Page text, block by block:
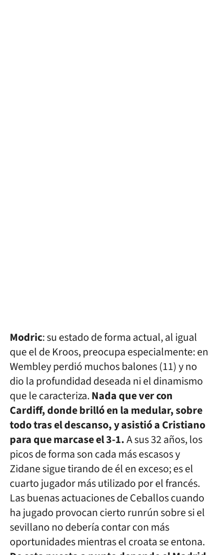
Modric: su estado de forma actual, al igual
que el de Kroos, preocupa especialmente: en
Wembley perdió muchos balones (11) y no
dio la profundidad deseada ni el dinamismo
que le caracteriza.Nada que ver con
Cardiff, donde brilló en la medular, sobre
todo tras el descanso, y asistió a Cristiano
para que marcase el 3-1.A sus 32 años, los
picos de forma son cada más escasos y
Zidane sigue tirando de él en exceso; es el
cuarto jugador más utilizado por el francés.
Las buenas actuaciones de Ceballos cuando
ha jugado provocan cierto runrún sobre si el
sevillano no debería contar con más
oportunidades mientras el croata se entona.